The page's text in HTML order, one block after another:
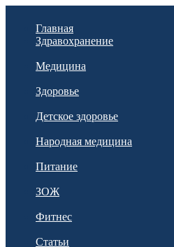
Главная
Здравохранение
Медицина
Здоровье
Детское здоровье
Народная медицина
Питание
ЗОЖ
Фитнес
Статьи